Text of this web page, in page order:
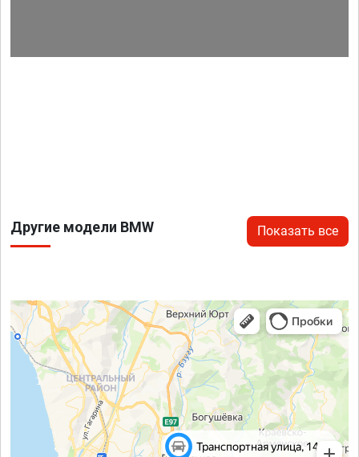
Другие модели BMW Показать все